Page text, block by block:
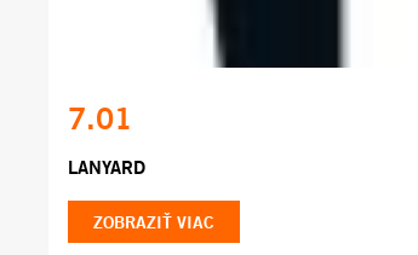
7.01
LANYARD
ZOBRAZIŤ VIAC